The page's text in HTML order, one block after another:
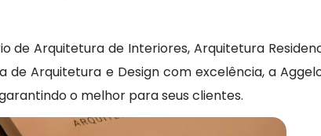
de Arquitetura de Interiores, Arquitetura
Arquitetura e Design com excelência, a
o melhor para seus clientes.